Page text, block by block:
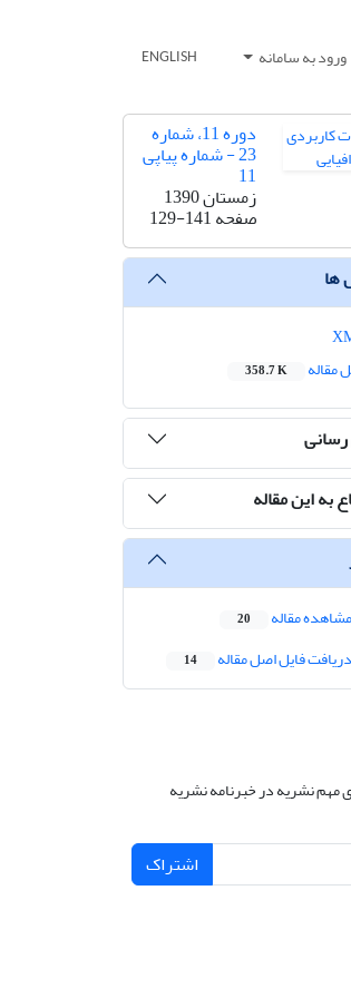
ورود به سامانه ENGLISH
دوره 11، شماره
23 - شماره پیاپی
11
زمستان 1390
صفحه129-141
ها
مقاله
358.7 K
به این مقاله
مقاله 20
فایل اصل مقاله 14
مهم نشریه در خبرنامه نشریه
اشتراک